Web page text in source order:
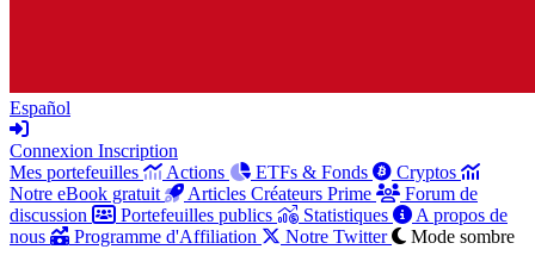
Español
Connexion Inscription
Mes portefeuilles
Actions ETFs & Fonds
Cryptos
Notre eBook gratuit
Articles Créateurs Prime
Forum de
discussion
Portefeuilles publics Statistiques
A propos de
nous
Programme d'Affiliation Notre Twitter Mode sombre